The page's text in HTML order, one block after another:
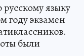
языку
году экзамен
были